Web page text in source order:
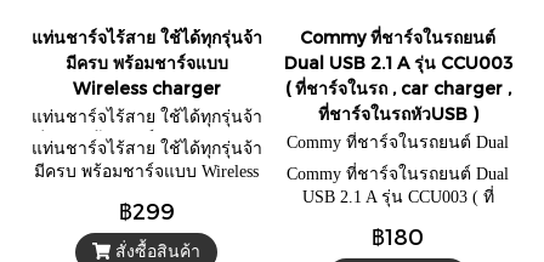
แท่นชาร์จไร้สาย ใช้ได้ทุกรุ่นจ้า
มีครบ พร้อมชาร์จแบบ
Wireless charger
แท่นชาร์จไร้สาย ใช้ได้ทุกรุ่นจ้า
มีครบ พร้อมชาร์จแบบ Wireless
charger
แท่นชาร์จไร้สาย ใช้ได้ทุกรุ่นจ้า
มีครบ พร้อมชาร์จแบบ Wireless
฿299
สั่งซื้อสินค้า
Commy ที่ชาร์จในรถยนต์
Dual USB 2.1 A รุ่น CCU003
( ที่ชาร์จในรถ , car charger ,
ที่ชาร์จในรถหัวUSB )
Commy ที่ชาร์จในรถยนต์ Dual
USB 2.1 A รุ่น CCU003
Commy ที่ชาร์จในรถยนต์ Dual
USB 2.1 A รุ่น CCU003 ( ที่
ชาร์จในรถหัวUSB )
฿180